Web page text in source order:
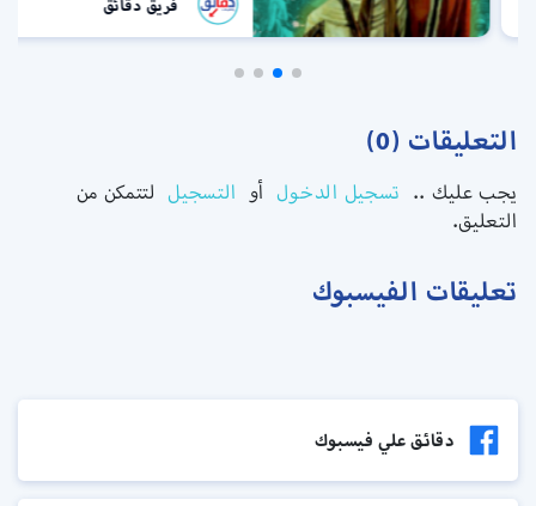
فريق دقائق
التعليقات (0)
يجب عليك .. تسجيل الدخول أو التسجيل لتتمكن من
التعليق.
تعليقات الفيسبوك
دقائق علي فيسبوك